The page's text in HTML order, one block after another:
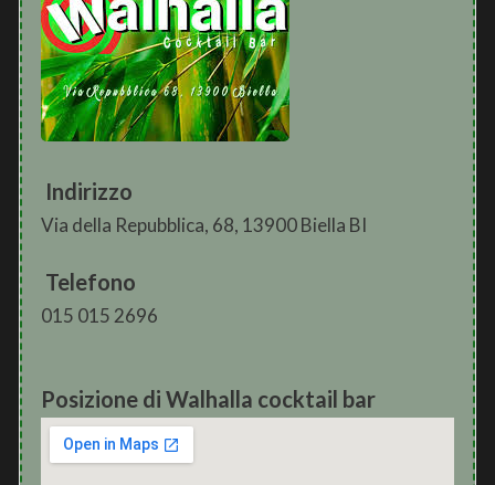
Indirizzo
Via della Repubblica, 68, 13900 Biella BI
Telefono
015 015 2696
Posizione di Walhalla cocktail bar